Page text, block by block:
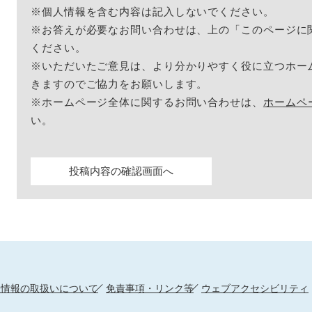
※個人情報を含む内容は記入しないでください。
※お答えが必要なお問い合わせは、上の「このページ
ください。
※いただいたご意見は、より分かりやすく役に立つホ
きますのでご協力をお願いします。
※ホームページ全体に関するお問い合わせは、 ホーム
い。
報の取扱いについて 免責事項・リンク等 ウェブアクセシビリティ